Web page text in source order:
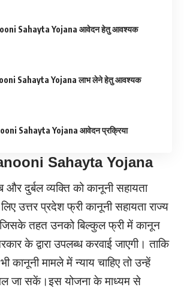
Sahayta Yojana आवेदन हेतु आवश्यक
Sahayta Yojana लाभ लेने हेतु आवश्यक
Sahayta Yojana आवेदन प्रक्रिया
Sahayta Yojana
और दुर्बल व्यक्ति को कानूनी सहायता
उत्तर प्रदेश फ्री कानूनी सहायता राज्य
तहत उनको बिल्कुल फ्री में कानून
के द्वारा उपलब्ध करवाई जाएगी। ताकि
कानूनी मामले में न्याय चाहिए तो उन्हें
जा सकें।इस योजना के माध्यम से